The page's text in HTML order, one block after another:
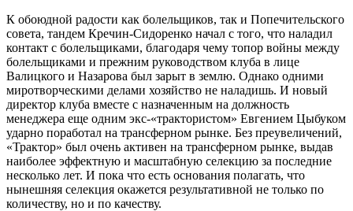
К обоюдной радости как болельщиков, так и Попечительского
совета, тандем Кречин-Сидоренко начал с того, что наладил
контакт с болельщиками, благодаря чему топор войны между
болельщиками и прежним руководством клуба в лице
Валицкого и Назарова был зарыт в землю. Однако одними
миротворческими делами хозяйство не наладишь. И новый
директор клуба вместе с назначенным на должность
менеджера еще одним экс-«трактористом» Евгением Цыбуком
ударно поработал на трансферном рынке. Без преувеличений,
«Трактор» был очень активен на трансферном рынке, выдав
наиболее эффектную и масштабную селекцию за последние
несколько лет. И пока что есть основания полагать, что
нынешняя селекция окажется результативной не только по
количеству, но и по качеству.